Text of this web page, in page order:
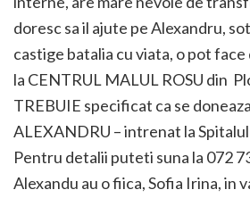
doresc sa il ajute pe Alexandru,
castige batalia cu viata, o pot face
la CENTRUL MALUL ROSU din
TREBUIE specificat ca se
ALEXANDRU – intrenat la
Pentru detalii puteti suna la 072
Alexandu au o fiica, Sofia Irina, in